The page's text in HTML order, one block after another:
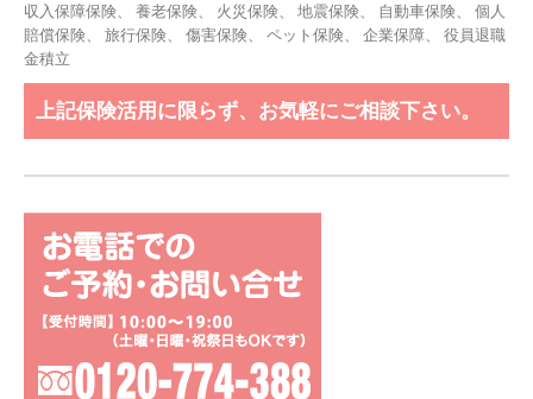
収入保障保険、 養老保険、 火災保険、 地震保険、 自動車保険、 個人
賠償保険、 旅行保険、 傷害保険、 ペット保険、 企業保障
役員退職
金積立
上記保険活用に限らず、お気軽にご相談下さい。